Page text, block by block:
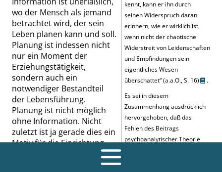
kennt, kann er ihn durch
seinen Widerspruch daran
erinnern, wie er wirklich ist,
wenn nicht der chaotische
Widerstreit von Leidenschaften
und Empfindungen sein
eigentliches Wesen
überschattet“(a.a.O.,S. 16)
.
Es sei in diesem
Zusammenhang ausdrücklich
hervorgehoben, daß das
Fehlen des Beitrags
psychoanalytischer Theorie
wo der Mensch als jemand
betrachtet wird, der sein
Leben planen kann und soll.
Planung ist indessen nicht
nur ein Moment der
Erziehungstätigkeit,
sondern auch ein
notwendiger Bestandteil
der Lebensführung.
Planung ist nicht möglich
ohne Information. Nicht
zuletzt ist ja gerade dies ein
Motiv für die Einrichtung
von Beratungsstellen, was
mit besonderer Klarheit in